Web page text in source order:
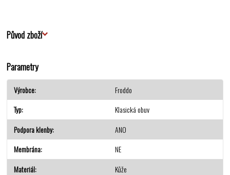
Původ zboží
Parametry
Výrobce
Froddo
Typ
Klasická obuv
Podpora klenby
ANO
Membrána
NE
Materiál
Kůže